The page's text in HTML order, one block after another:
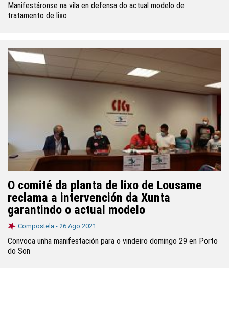
Manifestáronse na vila en defensa do actual modelo de
tratamento de lixo
O comité da planta de lixo de Lousame
reclama a intervención da Xunta
garantindo o actual modelo
Compostela - 26 Ago 2021
Convoca unha manifestación para o vindeiro domingo 29 en Porto
do Son